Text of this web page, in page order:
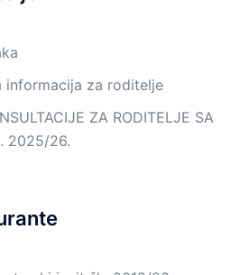
informacija za roditelje
ZA RODITELJE SA
2025/26.